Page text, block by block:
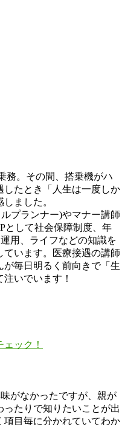
務。その間、搭乗機がハ
したとき「人生は一度しか
ました。
プランナー)やマナー講師
として社会保障制度、年
用、ライフなどの知識を
います。医療接遇の講師
が毎日明るく前向きで「生
いでいます！
ック！
がなかったですが、親が
たりで知りたいことが出
目毎に分かれていてわか